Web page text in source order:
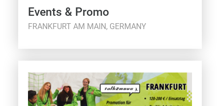
Events & Promo
FRANKFURT AM MAIN, GERMANY